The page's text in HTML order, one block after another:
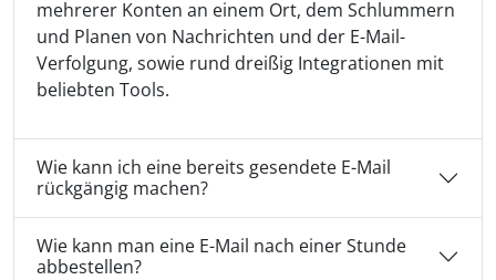
mehrerer Konten an einem Ort, dem Schlummern
und Planen von Nachrichten und der E-Mail-
Verfolgung, sowie rund dreißig Integrationen mit
beliebten Tools.
Wie kann ich eine bereits gesendete E-Mail
rückgängig machen?
Wie kann man eine E-Mail nach einer Stunde
abbestellen?